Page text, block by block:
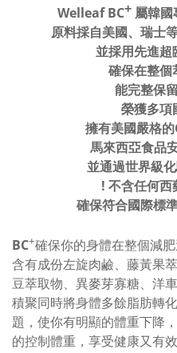
Welleaf BC+屬韓國
原料採自美國、瑞士
並採用先進超
確保在整個
能完整保
榮獲多項
擁有美國嚴格
馬來西亞食品
並通過世界級
! 不含任何西
確保符合國際標
BC+確保你的身體在整個減
含有成份左旋肉鹼、藤黃果
豆萃取物、異麥芽寡糖、洋
積聚同時將身體多餘脂肪轉
題，使你有明顯的體重下降
的控制體重，享受健康又有效